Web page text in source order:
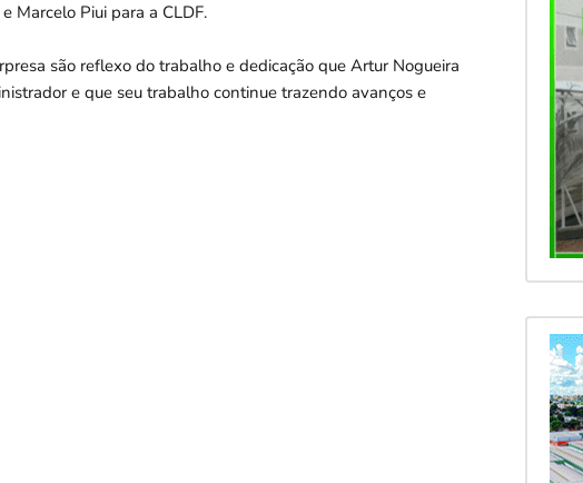
Marcelo Piui para a CLDF.
são reflexo do trabalho e dedicação que Artur Nogueira
e que seu trabalho continue trazendo avanços e